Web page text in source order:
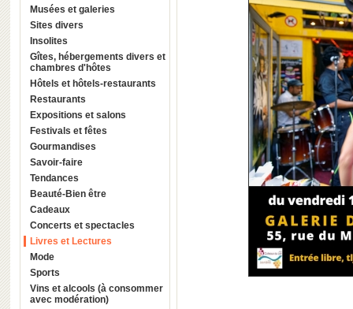
Musées et galeries
Sites divers
Insolites
Gîtes, hébergements divers et
chambres d'hôtes
Hôtels et hôtels-restaurants
Restaurants
Expositions et salons
Festivals et fêtes
Gourmandises
Savoir-faire
Tendances
Beauté-Bien être
Cadeaux
Concerts et spectacles
Livres et Lectures
Mode
Sports
Vins et alcools (à consommer
avec modération)